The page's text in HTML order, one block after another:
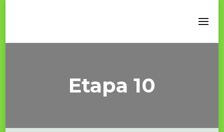
Etapa 10